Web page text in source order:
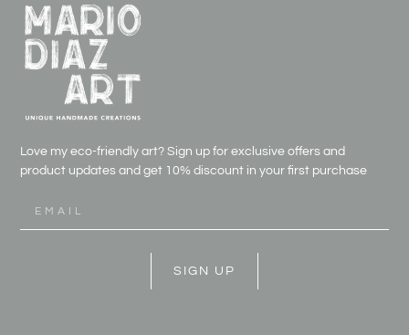
Love my eco-friendly art? Sign up for exclusive offers and
product updates and get 10% discount in your first purchase
SIGN UP